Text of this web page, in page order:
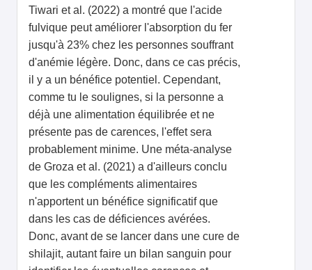
Tiwari et al. (2022) a montré que l'acide
fulvique peut améliorer l'absorption du fer
jusqu'à 23% chez les personnes souffrant
d'anémie légère. Donc, dans ce cas précis,
il y a un bénéfice potentiel. Cependant,
comme tu le soulignes, si la personne a
déjà une alimentation équilibrée et ne
présente pas de carences, l'effet sera
probablement minime. Une méta-analyse
de Groza et al. (2021) a d'ailleurs conclu
que les compléments alimentaires
n'apportent un bénéfice significatif que
dans les cas de déficiences avérées.
Donc, avant de se lancer dans une cure de
shilajit, autant faire un bilan sanguin pour